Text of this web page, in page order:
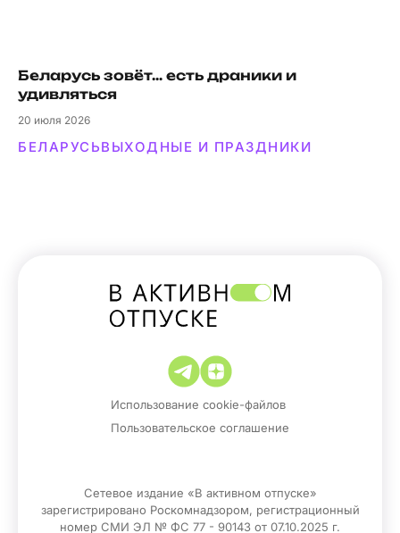
Беларусь зовёт… есть драники и
удивляться
20 июля 2026
БЕЛАРУСЬВЫХОДНЫЕ И ПРАЗДНИКИ
Использование cookie-файлов
Пользовательское соглашение
Сетевое издание «В активном отпуске»
зарегистрировано Роскомнадзором, регистрационный
номер СМИ ЭЛ № ФС 77 - 90143 от 07.10.2025 г.